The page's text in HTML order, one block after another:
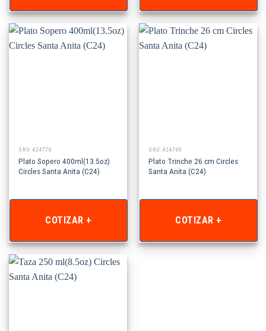
SKU: 424770
Plato Sopero 400ml(13.5oz)
Circles Santa Anita (C24)
COTIZAR +
SKU: 424769
Plato Trinche 26 cm Circles
Santa Anita (C24)
COTIZAR +